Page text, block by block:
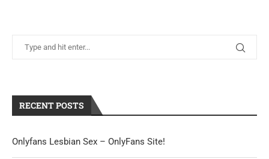
RECENT POSTS
Onlyfans Lesbian Sex – OnlyFans Site!